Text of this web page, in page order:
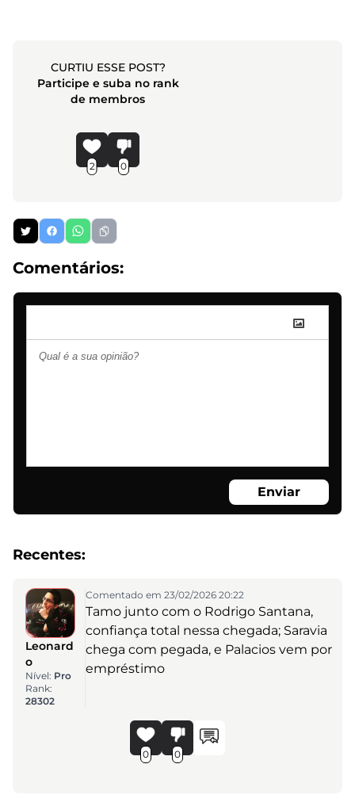
CURTIU ESSE POST?
Participe e suba no rank
de membros
2 0
Comentários:
Enviar
Recentes:
Leonard
o
Nível: Pro
Rank:
28302
Comentado em 23/02/2026 20:22
Tamo junto com o Rodrigo Santana,
confiança total nessa chegada; Saravia
chega com pegada, e Palacios vem por
empréstimo
0 0